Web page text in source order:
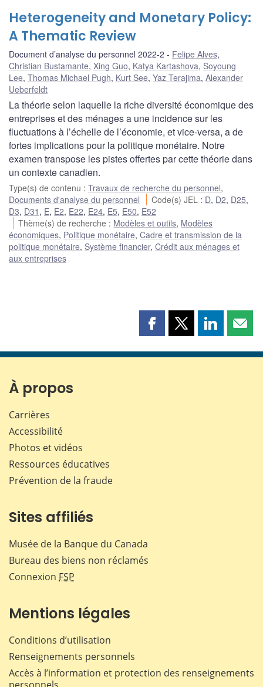
Heterogeneity and Monetary Policy:
A Thematic Review
Document d’analyse du personnel 2022-2 Felipe Alves,
Christian Bustamante, Xing Guo, Katya Kartashova, Soyoung
Lee, Thomas Michael Pugh, Kurt See, Yaz Terajima, Alexander
Ueberfeldt
La théorie selon laquelle la riche diversité économique des
entreprises et des ménages a une incidence sur les
fluctuations à l’échelle de l’économie, et vice-versa, a de
fortes implications pour la politique monétaire. Notre
examen transpose les pistes offertes par cette théorie dans
un contexte canadien.
Type(s) de contenu : Travaux de recherche du personnel,
Documents d'analyse du personnel
Code(s) JEL : D, D2, D25,
D3, D31 , E, E2, E22, E24, E5, E50, E52
Thème(s) de recherche : Modèles et outils, Modèles
économiques, Politique monétaire, Cadre et transmission de la
politique monétaire, Système financier, Crédit aux ménages et
aux entreprises
Partager
page
Partager
page
Partager
page page
À propos
Carrières
Accessibilité
Photos et vidéos
Ressources éducatives
Prévention de la fraude
Sites affiliés
Musée de la Banque du Canada
Bureau des biens non réclamés
Connexion FSP
Mentions légales
Conditions d’utilisation
Renseignements personnels
Accès à l’information et protection des renseignements